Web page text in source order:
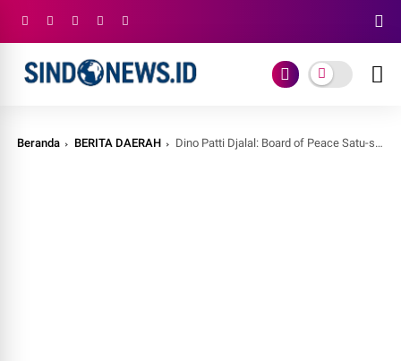
Beranda BERITA DAERAH Dino Patti Djalal: Board of Peace Satu-satunya Opsi, Prabowo Pilih Jalur Realistis